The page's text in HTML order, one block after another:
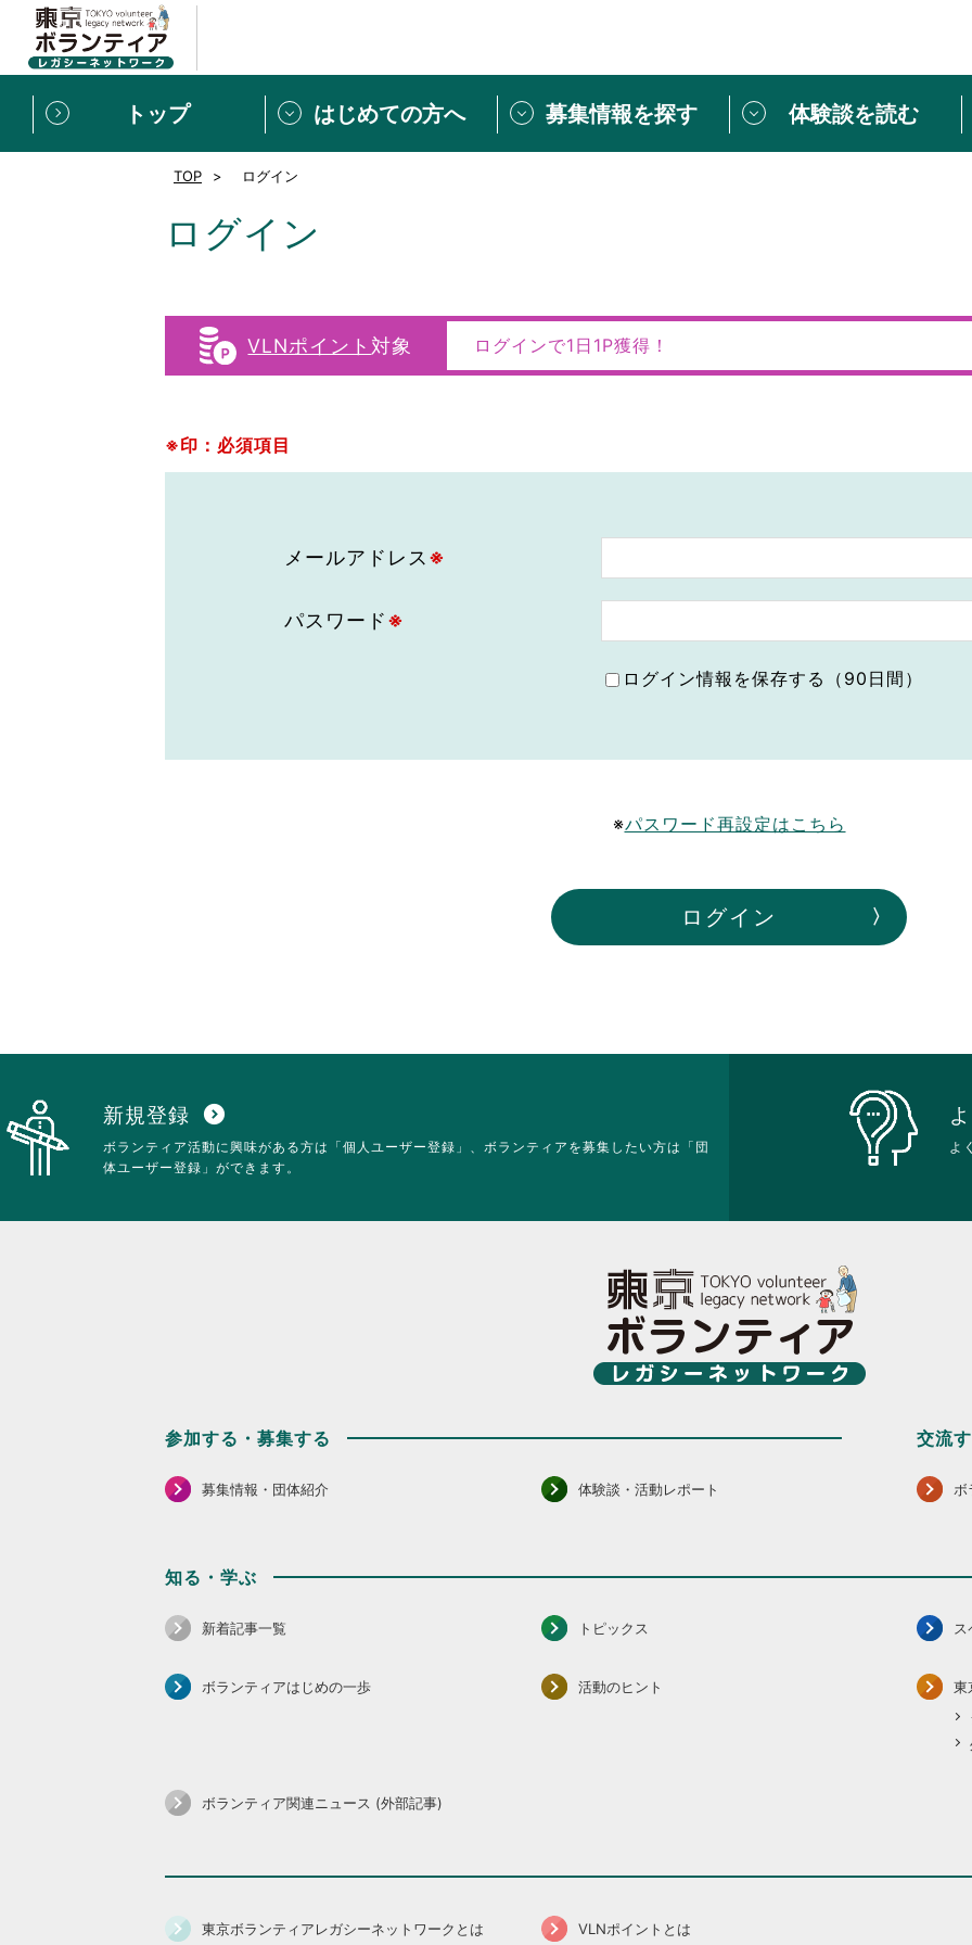
トップ はじめての方へ
新規登録
東京ボランティアレガシーネットワークとは
もっと知りたい！VLNでできること
ボランティア
ボランティアで
VLNポイントとは 中高生が参加
募集情報を探す 体験談を読む
スペシャルイン
ボランティアは
シティキャスト
おもてなし語学ボランティア
TOP ログイン
ログイン
VLNポイント 対象 ログインで1日1P獲得！
※印：必須項目
メールアドレス ※
パスワード※
ログイン情報を保存する（90日間）
※パスワード再設定はこちら
ログイン
新規登録 expand_circle_down
ボランティア活動に興味がある方は「個人ユーザー登録」、ボランティアを募集したい方は「団
体ユーザー登録」ができます。
よ
参加する・募集する
募集情報・団体紹介 体験談・活動レポート
交流
ボ
知る・学ぶ
新着記事一覧 トピックス
ボランティアはじめの一歩 活動のヒント
東
ボランティア関連ニュース (外部記事)
東京ボランティアレガシーネットワークとは VLNポイントとは